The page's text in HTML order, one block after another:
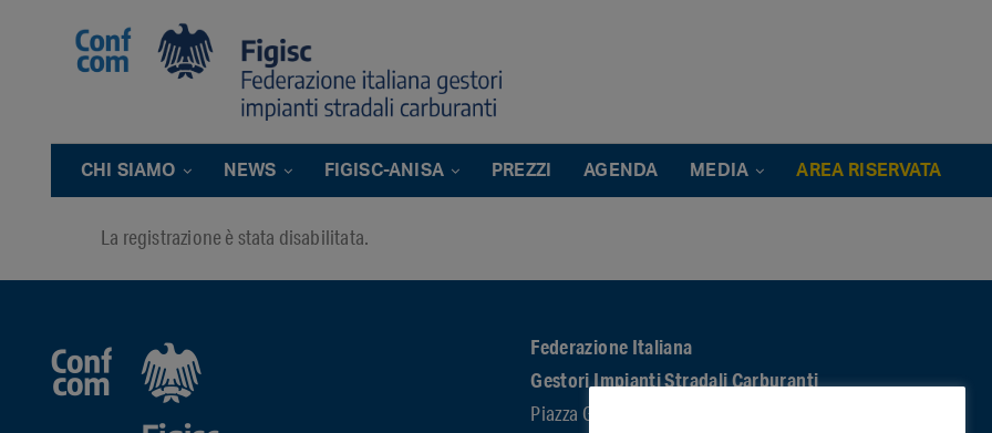
CHI SIAMO NEWS FIGISC-ANISA PREZZI AGENDA MEDIA AREA RISERVATA
La registrazione è stata disabilitata.
Federazione Italiana
Gestori Impianti Stradali Carburanti
Piazza G.G. Belli 2 – 00153 Roma